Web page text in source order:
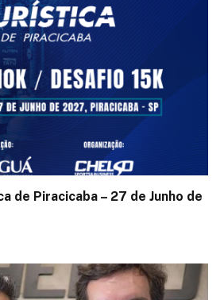
de Piracicaba – 27 de Junho de